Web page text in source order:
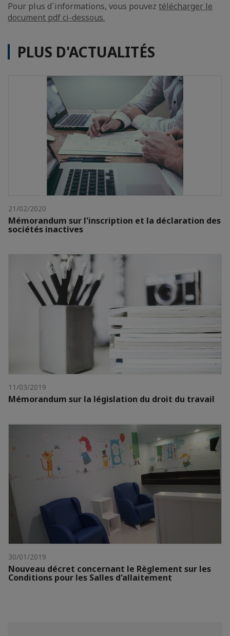
Pour plus d´informations, vous pouvez télécharger le
document pdf ci-dessous.
PLUS D'ACTUALITÉS
21/02/2020
Mémorandum sur l'inscription et la déclaration des
sociétés inactives
11/03/2019
Mémorandum sur la législation du droit du travail
30/01/2019
Nouveau décret concernant le Règlement sur les
Conditions pour les Salles d'allaitement